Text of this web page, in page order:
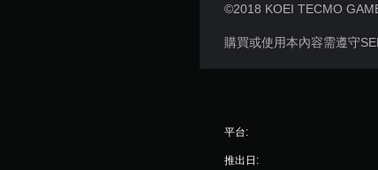
©2018 KOEI TECMO
購買或使用本內容需遵守
平台:
推出日: